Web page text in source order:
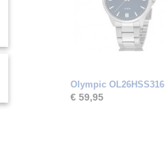
Olympic OL26HSS316
€ 59,95